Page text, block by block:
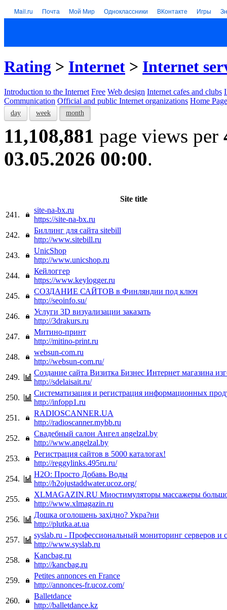
Mail.ru Почта Мой Мир Одноклассники ВКонтакте Игры
Rating > Internet > Internet
Introduction to the Internet Free Web design Internet cafes and clubs
Communication Official and public Internet organizations Home
day week month
11,108,881 page views per
03.05.2026 00:00.
Site title
241.
site-na-bx.ru
https://site-na-bx.ru
242.
Биллинг для сайта sitebill
http://www.sitebill.ru
243.
UnicShop
http://www.unicshop.ru
244.
Кейлоггер
https://www.keylogger.ru
245.
СОЗДАНИЕ САЙТОВ в Финляндии под ключ
http://seoinfo.su/
246.
Услуги 3D визуализации заказать
http://3drakurs.ru
247.
Митино-принт
http://mitino-print.ru
248.
websun-com.ru
http://websun-com.ru/
249.
Создание сайта Визитка Бизнес Интернет магазина
http://sdelaisait.ru/
250.
Систематизация и регистрация информационных
http://infopp1.ru
251.
RADIOSCANNER.UA
http://radioscanner.mybb.ru
252.
Свадебный салон Ангел angelzal.by
http://www.angelzal.by
253.
Регистрация сайтов в 5000 каталогах!
http://reggylinks.495ru.ru/
254.
H2O: Просто Добавь Воды
http://h2ojustaddwater.ucoz.org/
255.
XLMAGAZIN.RU Миостимуляторы массажеры
http://www.xlmagazin.ru
256.
Дошка оголошень захiдно? Укра?ни
http://plutka.at.ua
257.
syslab.ru - Профессиональный мониторинг серверов и
http://www.syslab.ru
258.
Kancbag.ru
http://kancbag.ru
259.
Petites annonces en France
http://annonces-fr.ucoz.com/
260.
Balletdance
http://balletdance.kz